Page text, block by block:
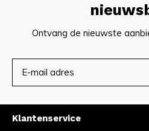
Ontvang de nieuwste
Klantenservice